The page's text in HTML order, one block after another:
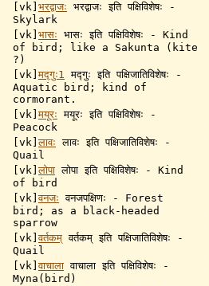
[vk] भरद्वाजः भरद्वाजः इति पक्षिविशेषः -
Skylark
[vk] भासः भासः इति पक्षिविशेषः - Kind
of bird; like a Sakunta (kite
?)
[vk]मद्गुः1 मद्गुः इति पक्षिजातिविशेषः -
Aquatic bird; kind of
cormorant.
[vk]मयूरः मयूरः इति पक्षिविशेषः -
Peacock
[vk]लावः लावः इति पक्षिजातिविशेषः -
Quail
[vk]लोपा लोपा इति पक्षिविशेषः - Kind
of bird
[vk]वनजः वनजपक्षिणः - Forest
bird; as a black-headed
sparrow
[vk]वर्तकम् वर्तकम् इति पक्षिजातिविशेषः -
Quail
[vk]वाचाला वाचाला इति पक्षिविशेषः -
Myna(bird)